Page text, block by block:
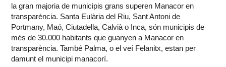
la gran majoria de municipis grans superen Manacor en
transparència. Santa Eulària del Riu, Sant Antoni de
Portmany, Maó, Ciutadella, Calvià o Inca, són municipis de
més de 30.000 habitants que guanyen a Manacor en
transparència. També Palma, o el veí Felanitx, estan per
damunt el municipi manacorí.